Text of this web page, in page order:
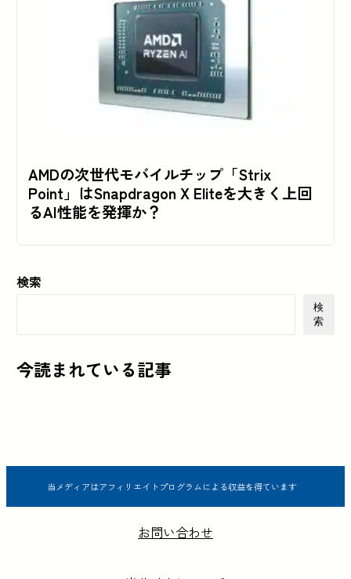
AMDの次世代モバイルチップ「Strix
Point」はSnapdragon X Eliteを大きく上回
るAI性能を発揮か？
検索
検
索
今読まれている記事
当メディアはアフィリエイトプログラムによる収益を得ています
お問い合わせ